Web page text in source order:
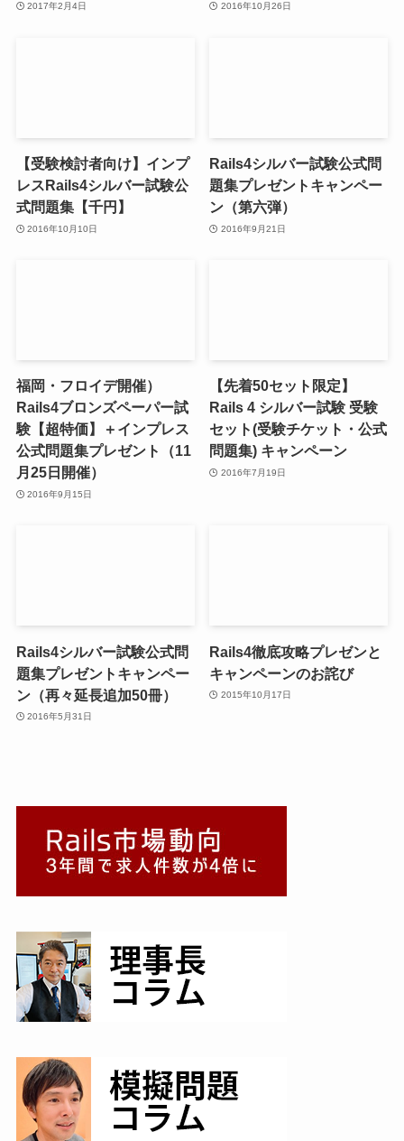
2017年2月4日 2016年10月26日
【受験検討者向け】インプ
レスRails4シルバー試験公
式問題集【千円】
2016年10月10日
Rails4シルバー試験公式問
題集プレゼントキャンペー
ン（第六弾）
2016年9月21日
福岡・フロイデ開催）
Rails4ブロンズペーパー試
験【超特価】＋インプレス
公式問題集プレゼント（11
月25日開催）
2016年9月15日
【先着50セット限定】
Rails 4 シルバー試験 受験
セット(受験チケット・公式
問題集) キャンペーン
2016年7月19日
Rails4シルバー試験公式問
題集プレゼントキャンペー
ン（再々延長追加50冊）
2016年5月31日
Rails4徹底攻略プレゼンと
キャンペーンのお詫び
2015年10月17日